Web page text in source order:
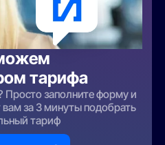
тарифа
Просто заполните форму и
за 3 минуты подобрать
тариф